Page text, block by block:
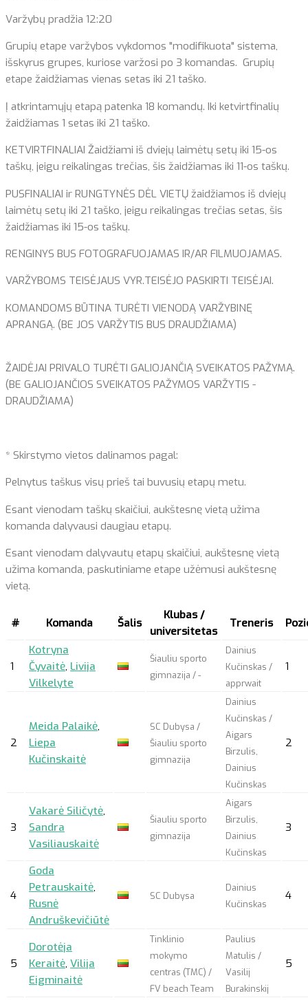
Varžybų pradžia 12:20
Grupių etape varžybos vykdomos "modifikuota" sistema,
išskyrus grupes, kuriose varžosi po 3 komandas. Grupių
etape žaidžiamas vienas setas iki 21 taško.
Į atkrintamųjų etapą patenka 18 komandų. Iki ketvirtfinalių
žaidžiamas 1 setas iki 21 taško.
KETVIRTFINALIAI Žaidžiami iš dviejų laimėtų setų iki 15-os
taškų, jeigu reikalingas trečias, šis žaidžiamas iki 11-os taškų.
PUSFINALIAI ir RUNGTYNĖS DĖL VIETŲ žaidžiamos iš dviejų
laimėtų setų iki 21 taško, jeigu reikalingas trečias setas, šis
žaidžiamas iki 15-os taškų.
RENGINYS BUS FOTOGRAFUOJAMAS IR/AR FILMUOJAMAS.
VARŽYBOMS TEISĖJAUS VYR.TEISĖJO PASKIRTI TEISĖJAI.
KOMANDOMS BŪTINA TURĖTI VIENODĄ VARŽYBINĘ
APRANGĄ. (BE JOS VARŽYTIS BUS DRAUDŽIAMA)
ŽAIDĖJAI PRIVALO TURĖTI GALIOJANČIĄ SVEIKATOS PAŽYMĄ.
(BE GALIOJANČIOS SVEIKATOS PAŽYMOS VARŽYTIS -
DRAUDŽIAMA)
* Skirstymo vietos dalinamos pagal:
Pelnytus taškus visų prieš tai buvusių etapų metu.
Esant vienodam taškų skaičiui, aukštesnę vietą užima
komanda dalyvausi daugiau etapų.
Esant vienodam dalyvautų etapų skaičiui, aukštesnę vietą
užima komanda, paskutiniame etape užėmusi aukštesnę
vietą.
# Komanda Šalis
Klubas /
universitetas
Treneris
1
Kotryna
Čyvaitė, Livija
Vilkelyte
Šiauliu sporto
gimnazija / -
Dainius
Kučinskas /
apprwait
1
2
Meida Palaikė,
Liepa
Kučinskaitė
SC Dubysa /
Šiauliu sporto
gimnazija
Dainius
Kučinskas /
Aigars
Birzulis,
Dainius
Kučinskas
2
3
Vakarė Siličytė,
Sandra
Vasiliauskaitė
Šiauliu sporto
gimnazija
Aigars
Birzulis,
Dainius
Kučinskas
3
4
Goda
Petrauskaitė,
Rusnė
Andruškevičiūtė
SC Dubysa
Dainius
Kučinskas
4
5
Dorotėja
Keraitė, Vilija
Eigminaitė
Tinklinio
mokymo
centras (TMC) /
FV beach Team
Paulius
Matulis /
Vasilij
Burakinskij
5